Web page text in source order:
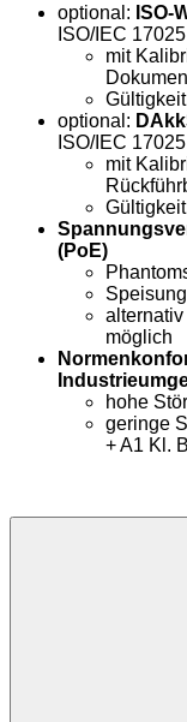
optional: ISO-
ISO/IEC 17025
mit
optional:
ISO/IEC 17025
mit
(PoE)
alternativ
möglich
hohe
geringe
+ A1 Kl.